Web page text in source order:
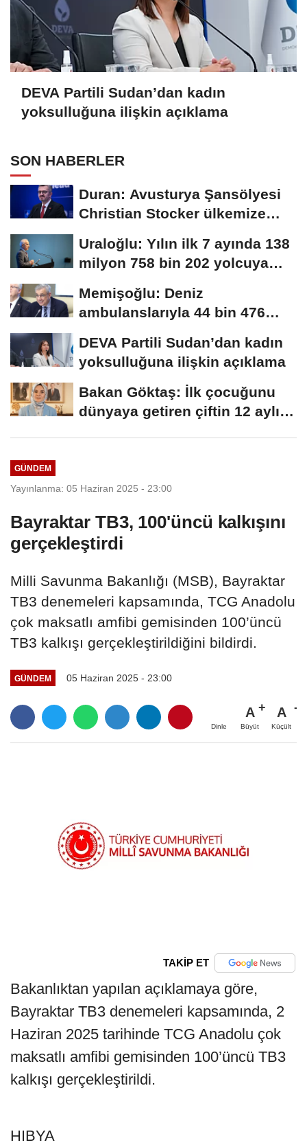
DEVA Partili Sudan’dan kadın
yoksulluğuna ilişkin açıklama
SON HABERLER
Duran: Avusturya Şansölyesi
Christian Stocker ülkemize
Uraloğlu: Yılın ilk 7 ayında 138
milyon 758 bin 202 yolcuya
Memişoğlu: Deniz
ambulanslarıyla 44 bin 476
DEVA Partili Sudan’dan kadın
yoksulluğuna ilişkin açıklama
Bakan Göktaş: İlk çocuğunu
dünyaya getiren çiftin 12 aylık
GÜNDEM
Yayınlanma: 05 Haziran 2025 - 23:00
Bayraktar TB3, 100'üncü kalkışını
gerçekleştirdi
Milli Savunma Bakanlığı (MSB), Bayraktar
TB3 denemeleri kapsamında, TCG Anadolu
çok maksatlı amfibi gemisinden 100’üncü
TB3 kalkışı gerçekleştirildiğini bildirdi.
GÜNDEM 05 Haziran 2025 - 23:00
Dinle
A
Büyüt
A
Küçült
TAKİP ET
Bakanlıktan yapılan açıklamaya göre,
Bayraktar TB3 denemeleri kapsamında, 2
Haziran 2025 tarihinde TCG Anadolu çok
maksatlı amfibi gemisinden 100’üncü TB3
kalkışı gerçekleştirildi.
HIBYA